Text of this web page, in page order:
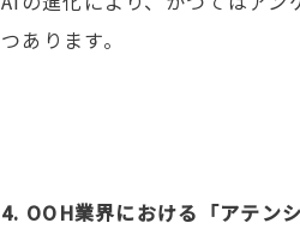
つあります。
4. OOH業界における「アテン